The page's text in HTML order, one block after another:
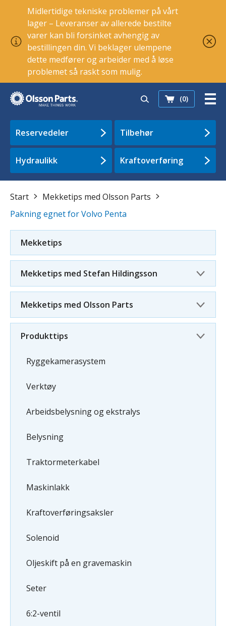
Midlertidige tekniske problemer på vårt
lager – Leveranser av allerede bestilte
varer kan bli forsinket avhengig av
bestillingen din. Vi beklager ulempene
dette medfører og arbeider med å løse
problemet så raskt som mulig.
(0)
Reservedeler Tilbehør
Hydraulikk Kraftoverføring
Start
Mekketips med Olsson Parts
Pakning egnet for Volvo Penta
Mekketips
Mekketips med Stefan Hildingsson
Mekketips med Olsson Parts
Produkttips
Ryggekamerasystem
Verktøy
Arbeidsbelysning og ekstralys
Belysning
Traktormeterkabel
Maskinlakk
Kraftoverføringsaksler
Solenoid
Oljeskift på en gravemaskin
Seter
6:2-ventil